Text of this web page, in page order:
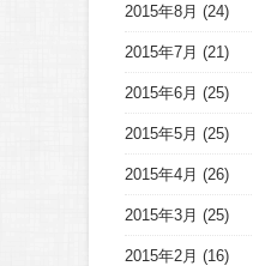
2015年8月 (24)
2015年7月 (21)
2015年6月 (25)
2015年5月 (25)
2015年4月 (26)
2015年3月 (25)
2015年2月 (16)